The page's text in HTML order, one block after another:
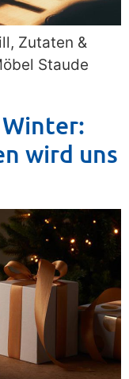
Zutaten &
Staude
wird uns